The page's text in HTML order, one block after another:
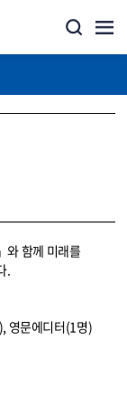
와 함께 미래를
.
영문에디터(1명)